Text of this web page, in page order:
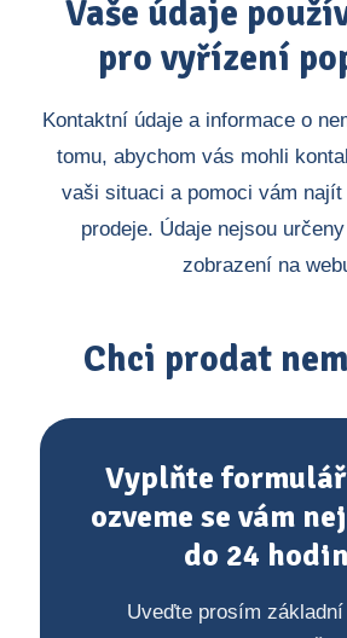
Vaše údaje
pro vyřízení
Kontaktní údaje a informace o
tomu, abychom vás mohli
vaši situaci a pomoci vám
prodeje. Údaje nejsou
zobrazení na
Chci prodat
Vyplňte
ozveme se vám
do 24
Uveďte prosím základní